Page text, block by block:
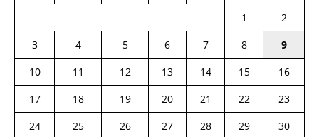
1
2
3
4 5 6 7 8
9
10
11 12 13 14 15
16
17
18 19 20 21 22
23
24
25 26 27 28 29
30